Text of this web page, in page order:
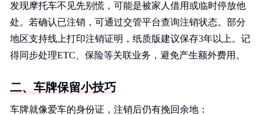
发现摩托车不见先别慌，可能是被家人借用或临时停放他
处。若确认已注销，可通过交管平台查询注销状态。部分
地区支持线上打印注销证明，纸质版建议保存3年以上。记
得同步处理ETC、保险等关联业务，避免产生额外费用。
二、车牌保留小技巧
车牌就像爱车的身份证，注销后仍有挽回余地：